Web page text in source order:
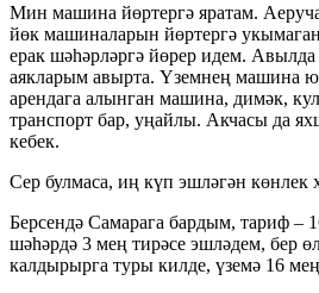
Мин машина йөртергә яратам.
йөк машиналарын йөртергә
ерак шәһәрләргә йөрер идем.
аякларым авырта. Үземнең машина
арендага алынган машина, димәк,
транспорт бар, уңайлы. Акчасы да
кебек.
Сер булмаса, иң күп эшләгән көнлек
Берсендә Самарага бардым, тариф –
шәһәрдә 3 мең тирәсе эшләдем, бер
калдырырга туры килде, үземә 16